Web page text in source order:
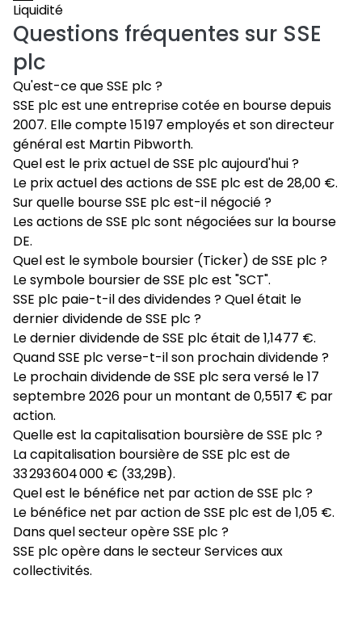
Liquidité
Questions fréquentes sur SSE
plc
Qu'est-ce que SSE plc ?
SSE plc est une entreprise cotée en bourse depuis
2007. Elle compte 15 197 employés et son directeur
général est Martin Pibworth.
Quel est le prix actuel de SSE plc aujourd'hui ?
Le prix actuel des actions de SSE plc est de 28,00 €.
Sur quelle bourse SSE plc est-il négocié ?
Les actions de SSE plc sont négociées sur la bourse
DE.
Quel est le symbole boursier (Ticker) de SSE plc ?
Le symbole boursier de SSE plc est "SCT".
SSE plc paie-t-il des dividendes ? Quel était le
dernier dividende de SSE plc ?
Le dernier dividende de SSE plc était de 1,1477 €.
Quand SSE plc verse-t-il son prochain dividende ?
Le prochain dividende de SSE plc sera versé le 17
septembre 2026 pour un montant de 0,5517 € par
action.
Quelle est la capitalisation boursière de SSE plc ?
La capitalisation boursière de SSE plc est de
33 293 604 000 € (33,29B).
Quel est le bénéfice net par action de SSE plc ?
Le bénéfice net par action de SSE plc est de 1,05 €.
Dans quel secteur opère SSE plc ?
SSE plc opère dans le secteur Services aux
collectivités.